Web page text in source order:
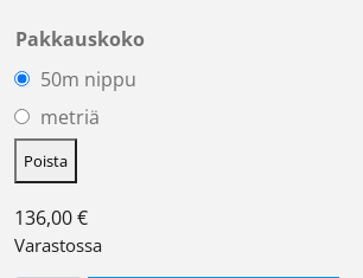
Pakkauskoko
50m nippu
metriä
Poista
136,00€
Varastossa